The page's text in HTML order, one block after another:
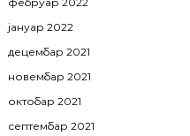
јануар 2022
децембар 2021
новембар 2021
октобар 2021
септембар 2021